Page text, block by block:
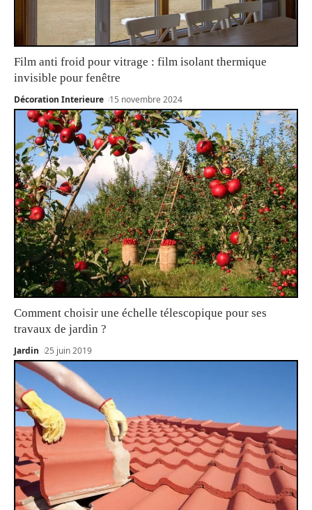
Film anti froid pour vitrage : film isolant thermique
invisible pour fenêtre
Décoration Interieure 15 novembre 2024
Comment choisir une échelle télescopique pour ses
travaux de jardin ?
Jardin 25 juin 2019